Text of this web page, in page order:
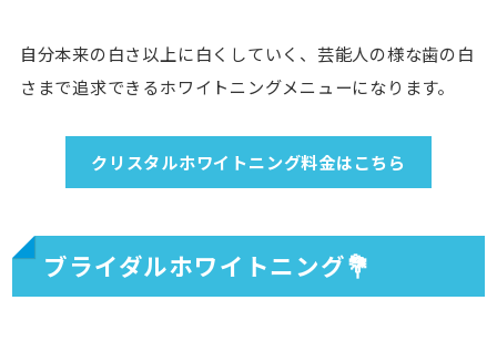
自分本来の白さ以上に白くしていく、芸能人の様な歯の白
さまで追求できるホワイトニングメニューになります。
クリスタルホワイトニング料金はこちら
ブライダルホワイトニング💐